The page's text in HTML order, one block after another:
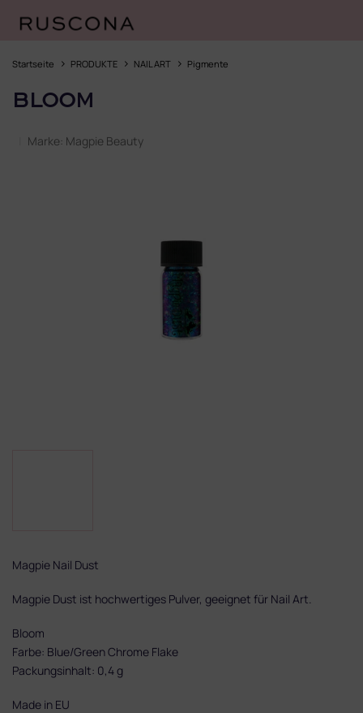
InhaltStartseite PRODUKTE NAIL ART Pigmente
BLOOM
Marke: Magpie Beauty
Magpie Nail Dust
Magpie Dust ist hochwertiges Pulver, geeignet für Nail Art.
Bloom
Farbe: Blue/Green Chrome Flake
Packungsinhalt: 0,4 g
Made in EU